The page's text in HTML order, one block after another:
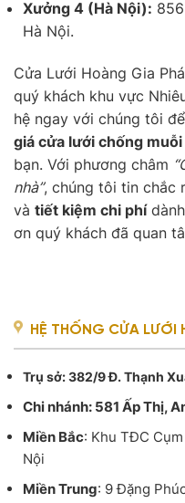
Xưởng 4 (Hà Nội):
Hà Nội.
Cửa Lưới Hoàng Gia
quý khách khu vực
hệ ngay với chúng tôi
giá cửa lưới chống
bạn. Với phương châm
nhà”, chúng tôi tin chắc
và tiết kiệm chi phídành
ơn quý khách đã quan
HỆ THỐNG CỬA LƯỚI
Trụ sở: 382/9 Đ. Thạnh
Chi nhánh: 581 Ấp Thị,
Miền Bắc: Khu TĐC
Nội
Miền Trung: 9 Đặng